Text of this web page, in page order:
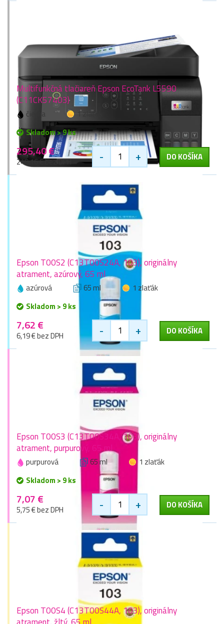
Multifunkčná tlačiareň Epson EcoTank L5590
(C11CK57403)
čierna
1 zlaťák
Skladom > 9 ks
295,40 €
240,16 € bez DPH - + DO KOŠÍKA
Epson T00S2 (C13T00S24A, 103), originálny
atrament, azúrový, 65 ml
azúrová 65 ml
1 zlaťák
Skladom > 9 ks
7,62 €
6,19 € bez DPH - + DO KOŠÍKA
Epson T00S3 (C13T00S34A, 103), originálny
atrament, purpurový, 65 ml
purpurová 65 ml
1 zlaťák
Skladom > 9 ks
7,07 €
5,75 € bez DPH - + DO KOŠÍKA
Epson T00S4 (C13T00S44A, 103), originálny